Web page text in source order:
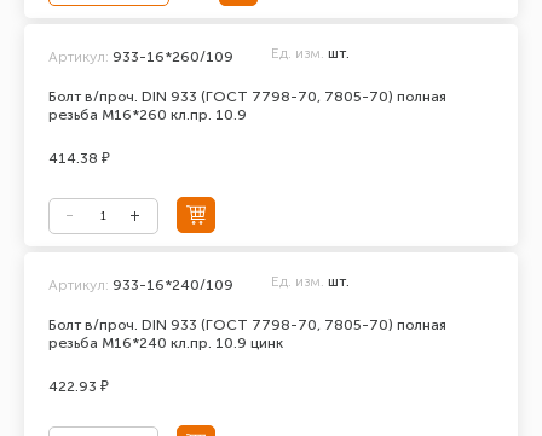
Болт в/проч. DIN 933 (ГОСТ 7798-70, 7805-70) полная
резьба М16*260 кл.пр. 10.9
Артикул: 933-16*260/109 Ед. изм. шт.
414.38 ₽
Болт в/проч. DIN 933 (ГОСТ 7798-70, 7805-70) полная
резьба М16*240 кл.пр. 10.9 цинк
Артикул: 933-16*240/109 Ед. изм. шт.
422.93 ₽